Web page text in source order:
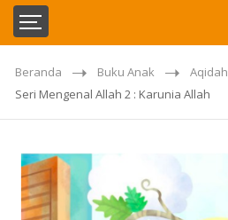
Beranda Buku Anak
Aqidah
Seri Mengenal Allah 2 : Karunia Allah